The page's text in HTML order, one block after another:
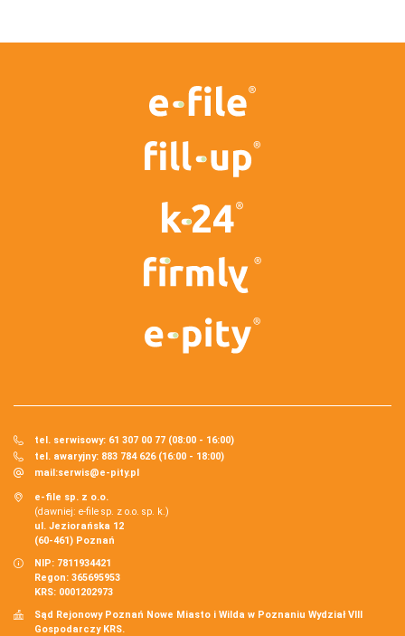
tel. serwisowy: 61 307 00 77 (08:00 - 16:00)
tel. awaryjny: 883 784 626 (16:00 - 18:00)
mail:serwis@e-pity.pl
e-file sp. z o.o.
(dawniej: e-file sp. z o.o. sp. k.)
ul. Jeziorańska 12
(60-461) Poznań
NIP: 7811934421
Regon: 365695953
KRS: 0001202973
Sąd Rejonowy Poznań Nowe Miasto i Wilda w Poznaniu Wydział VIII
Gospodarczy KRS.